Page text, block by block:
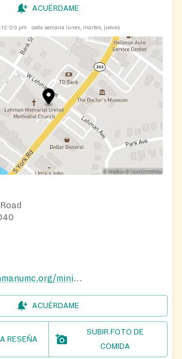
ACUÉRDAME
pm cada semana lunes, martes, jueves
https://www.lehmanumc.org/ministries/food-pantry/
ACUÉRDAME
RESEÑA
SUBIR FOTO DE
COMIDA